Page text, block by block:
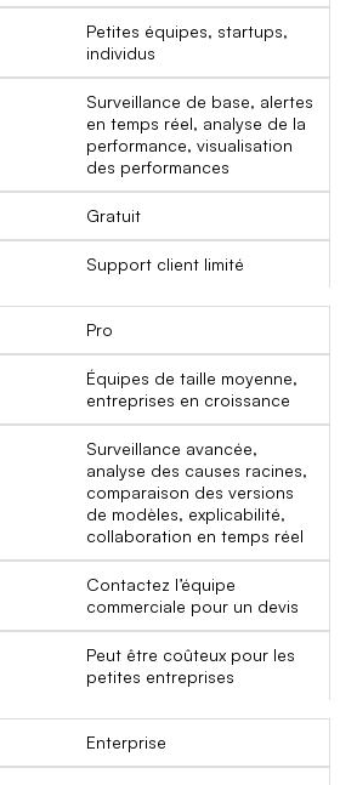
Petites équipes, startups,
individus
Surveillance de base, alertes
en temps réel, analyse de la
performance, visualisation
des performances
Gratuit
Support client limité
Pro
Équipes de taille moyenne,
entreprises en croissance
Surveillance avancée,
analyse des causes racines,
comparaison des versions
de modèles, explicabilité,
collaboration en temps réel
Contactez l’équipe
commerciale pour un devis
Peut être coûteux pour les
petites entreprises
Enterprise